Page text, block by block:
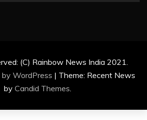
(C) Rainbow News India 2021.
WordPress | Theme: Recent News
by Candid Themes.